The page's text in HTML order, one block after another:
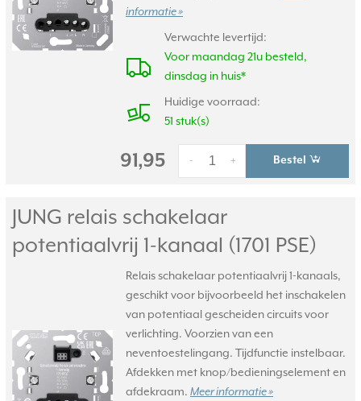
informatie »
Verwachte levertijd:
Voor maandag 21u besteld,
dinsdag in huis*
Huidige voorraad:
51 stuk(s)
91,95 +
- Bestel
JUNG relais schakelaar
potentiaalvrij 1-kanaal (1701 PSE)
Relais schakelaar potentiaalvrij 1-kanaals,
geschikt voor bijvoorbeeld het inschakelen
van potentiaal gescheiden circuits voor
verlichting. Voorzien van een
neventoestelingang. Tijdfunctie instelbaar.
Afdekken met knop/bedieningselement en
afdekraam. Meer informatie »